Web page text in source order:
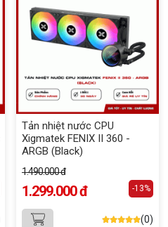
Tản nhiệt nước CPU
Xigmatek FENIX II 360 -
ARGB (Black)
1.490.000 đ
1.299.000 đ -13%
(0)